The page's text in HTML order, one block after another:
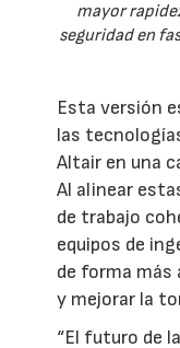
mayor
seguridad en
Esta versión
las
Altair en una
Al alinear
de trabajo
equipos de
de forma más
y mejorar la
“El futuro de